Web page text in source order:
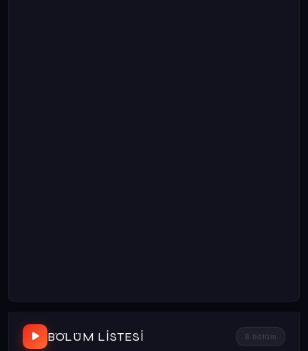
BÖLÜM LISTESI 8 bölüm